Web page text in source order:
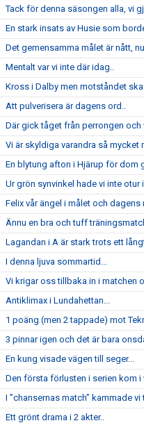
Tack för denna säsongen alla, vi
En stark insats av Husie som
Det gemensamma målet är nått,
Mentalt var vi inte där idag..
Kross i Dalby men motståndet ska
Att pulverisera är dagens ord..
Där gick tåget från perrongen och
Vi är skyldiga varandra så mycket
En blytung afton i Hjärup för dom
Ur grön synvinkel hade vi inte otur
Felix vår ängel i målet och dagens
Ännu en bra och tuff
Lagandan i A är stark trots ett
I denna ljuva sommartid...
Vi krigar oss tillbaka in i matchen
Antiklimax i Lundahettan...
1 poäng (men 2 tappade) mot
3 pinnar igen och det är bara
En kung visade vägen till seger...
Den första förlusten i serien kom
I ”chansernas match” kammade
Ett grönt drama i 2 akter..